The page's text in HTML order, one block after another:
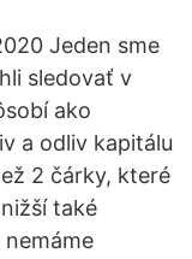
Jeden sme
sledovať v
ako
a odliv kapitálu
2 čárky, které
také